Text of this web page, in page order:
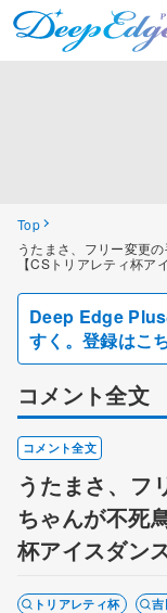
Top
うたまさ、フリー変更
【CSトリアレティ杯ア
Deep Edge
すく。登録はこ
コメント全文
コメント全文
うたまさ、
ちゃんが不死
杯アイスダン
トリアレティ杯 吉